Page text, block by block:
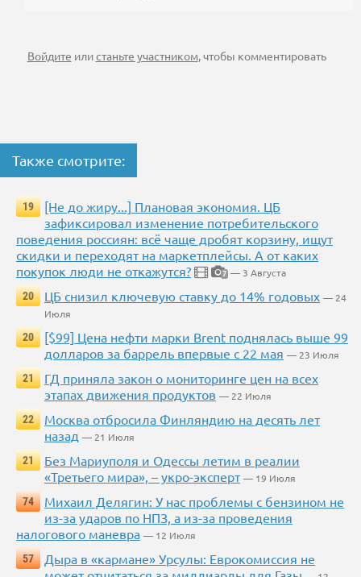
Войдите илистаньте участником, чтобы комментировать
Также смотрите:
19
[Не до жиру...] Плановая экономия. ЦБ
зафиксировал изменение потребительского
поведения россиян: всё чаще дробят корзину, ищут
скидки и переходят на маркетплейсы. А от каких
покупок люди не откажутся?
7 — 3 Августа
20
ЦБ снизил ключевую ставку до 14% годовых — 24
Июля
20
[$99] Цена нефти марки Brent поднялась выше 99
долларов за баррель впервые с 22 мая — 23 Июля
21
ГД приняла закон о мониторинге цен на всех
этапах движения продуктов — 22 Июля
22
Москва отбросила Финляндию на десять лет
назад — 21 Июля
21
Без Мариуполя и Одессы летим в реалии
«Третьего мира», – укро-эксперт — 19 Июля
74
Михаил Делягин: У нас проблемы с бензином не
из-за ударов по НПЗ, а из-за проведения
налогового маневра — 12 Июля
57
Дыра в «кармане» Урсулы: Еврокомиссия не